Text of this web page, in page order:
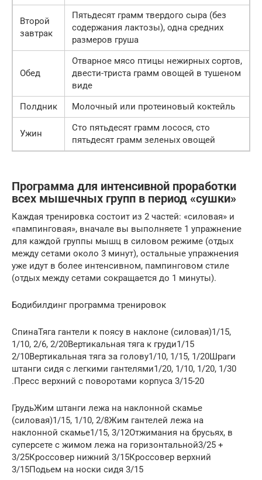
Второй
завтрак
Пятьдесят грамм твердого сыра (без
содержания лактозы), одна средних
размеров груша
Обед
Отварное мясо птицы нежирных сортов,
двести-триста грамм овощей в тушеном
виде
Полдник
Молочный или протеиновый коктейль
Ужин
Сто пятьдесят грамм лосося, сто
пятьдесят грамм зеленых овощей
Программа для интенсивной проработки
всех мышечных групп в период «сушки»
Каждая тренировка состоит из 2 частей: «силовая» и
«пампинговая», вначале вы выполняете 1 упражнение
для каждой группы мышц в силовом режиме (отдых
между сетами около 3 минут), остальные упражнения
уже идут в более интенсивном, пампинговом стиле
(отдых между сетами сокращается до 1 минуты).
Бодибилдинг программа тренировок
СпинаТяга гантели к поясу в наклоне (силовая)1/15,
1/10, 2/6, 2/20Вертикальная тяга к груди1/15
2/10Вертикальная тяга за голову1/10, 1/15, 1/20Шраги
штанги сидя с легкими гантелями1/20, 1/10, 1/20, 1/30
.Пресс верхний с поворотами корпуса 3/15-20
ГрудьЖим штанги лежа на наклонной скамье
(силовая)1/15, 1/10, 2/8Жим гантелей лежа на
наклонной скамье1/15, 3/12Отжимания на брусьях, в
суперсете с жимом лежа на горизонтальной3/25 +
3/25Кроссовер нижний 3/15Кроссовер верхний
3/15Подьем на носки сидя 3/15